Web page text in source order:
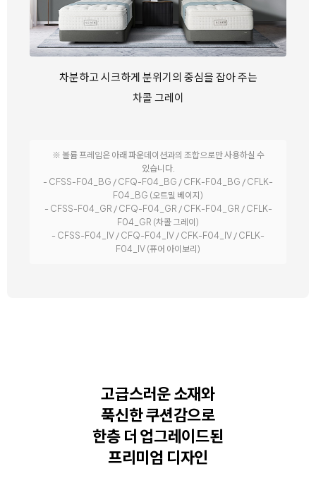
차분하고 시크하게 분위기의 중심을 잡아 주는
차콜 그레이
※ 볼륨 프레임은 아래 파운데이션과의 조합으로만 사용하실 수
있습니다.
- CFSS-F04_BG / CFQ-F04_BG / CFK-F04_BG / CFLK-
F04_BG (오트밀 베이지)
- CFSS-F04_GR / CFQ-F04_GR / CFK-F04_GR / CFLK-
F04_GR (차콜 그레이)
- CFSS-F04_IV / CFQ-F04_IV / CFK-F04_IV / CFLK-
F04_IV (퓨어 아이보리)
고급스러운 소재와
푹신한 쿠션감으로
한층 더 업그레이드된
프리미엄 디자인